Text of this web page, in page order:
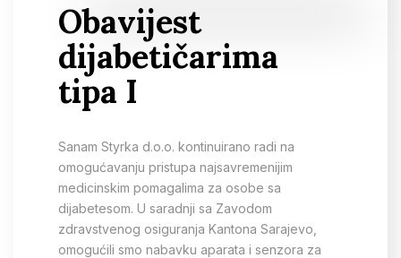
Obavijest
dijabetičarima
tipa I
Sanam Styrka d.o.o. kontinuirano radi na
omogućavanju pristupa najsavremenijim
medicinskim pomagalima za osobe sa
dijabetesom. U saradnji sa Zavodom
zdravstvenog osiguranja Kantona Sarajevo,
omogućili smo nabavku aparata i senzora za